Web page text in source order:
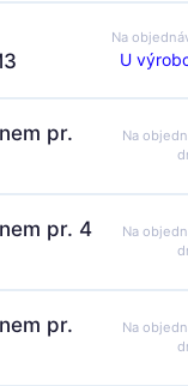
Na
U
pr.
Na
pr. 4
Na
pr.
Na